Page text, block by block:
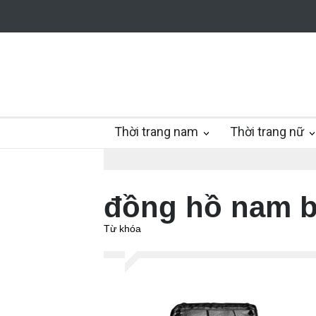
Thời trang nam Thời trang nữ
đồng hồ nam
Từ khóa